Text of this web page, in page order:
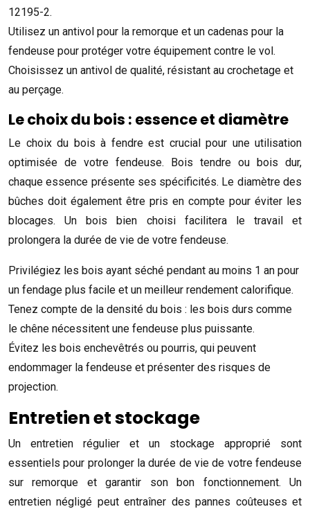
12195-2.
Utilisez un antivol pour la remorque et un cadenas pour la
fendeuse pour protéger votre équipement contre le vol.
Choisissez un antivol de qualité, résistant au crochetage et
au perçage.
Le choix du bois : essence et diamètre
Le choix du bois à fendre est crucial pour une utilisation
optimisée de votre fendeuse. Bois tendre ou bois dur,
chaque essence présente ses spécificités. Le diamètre des
bûches doit également être pris en compte pour éviter les
blocages. Un bois bien choisi facilitera le travail et
prolongera la durée de vie de votre fendeuse.
Privilégiez les bois ayant séché pendant au moins 1 an pour
un fendage plus facile et un meilleur rendement calorifique.
Tenez compte de la densité du bois : les bois durs comme
le chêne nécessitent une fendeuse plus puissante.
Évitez les bois enchevêtrés ou pourris, qui peuvent
endommager la fendeuse et présenter des risques de
projection.
Entretien et stockage
Un entretien régulier et un stockage approprié sont
essentiels pour prolonger la durée de vie de votre fendeuse
sur remorque et garantir son bon fonctionnement. Un
entretien négligé peut entraîner des pannes coûteuses et